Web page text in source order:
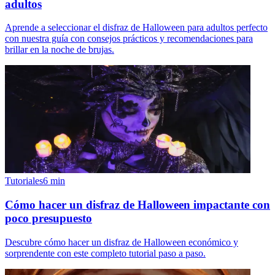
adultos
Aprende a seleccionar el disfraz de Halloween para adultos perfecto
con nuestra guía con consejos prácticos y recomendaciones para
brillar en la noche de brujas.
Tutoriales6 min
Cómo hacer un disfraz de Halloween impactante con
poco presupuesto
Descubre cómo hacer un disfraz de Halloween económico y
sorprendente con este completo tutorial paso a paso.